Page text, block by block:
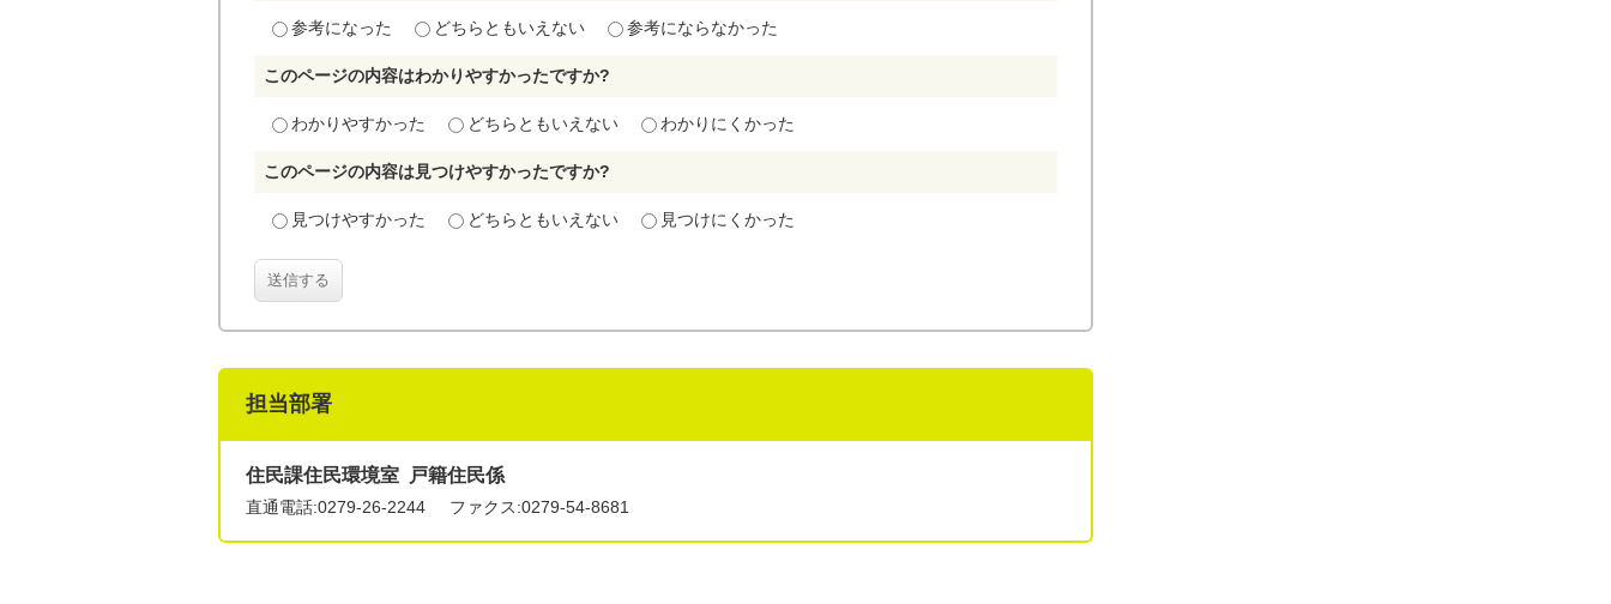
参考になった どちらともいえない 参考にならなかった
このページの内容はわかりやすかったですか?
わかりやすかった どちらともいえない わかりにくかった
このページの内容は見つけやすかったですか?
見つけやすかった どちらともいえない 見つけにくかった
送信する
担当部署
住民課住民環境室 戸籍住民係
直通電話:0279-26-2244 ファクス:0279-54-8681